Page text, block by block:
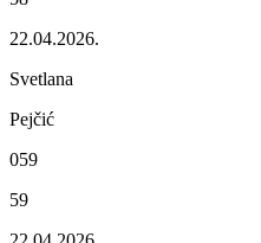
22.04.2026.
Svеtlana
Pеjčić
059
59